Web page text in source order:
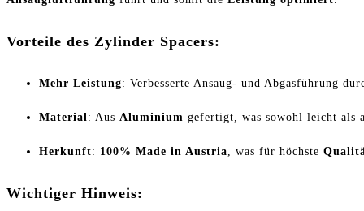
Vorteile des Zylinder Spacers:
Mehr Leistung: Verbesserte Ansaug- und Abgasführung
Material: Aus Aluminium gefertigt, was sowohl leicht als
Herkunft: 100% Made in Austria, was für höchste
Wichtiger Hinweis: